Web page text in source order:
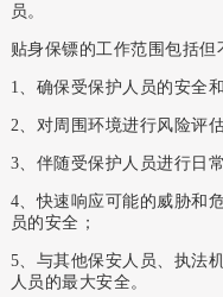
员。
贴身保镖的工作范围包括但
1、确保受保护人员的安全
2、对周围环境进行风险评
3、伴随受保护人员进行日
4、快速响应可能的威胁和
员的安全；
5、与其他保安人员、执法
人员的最大安全。